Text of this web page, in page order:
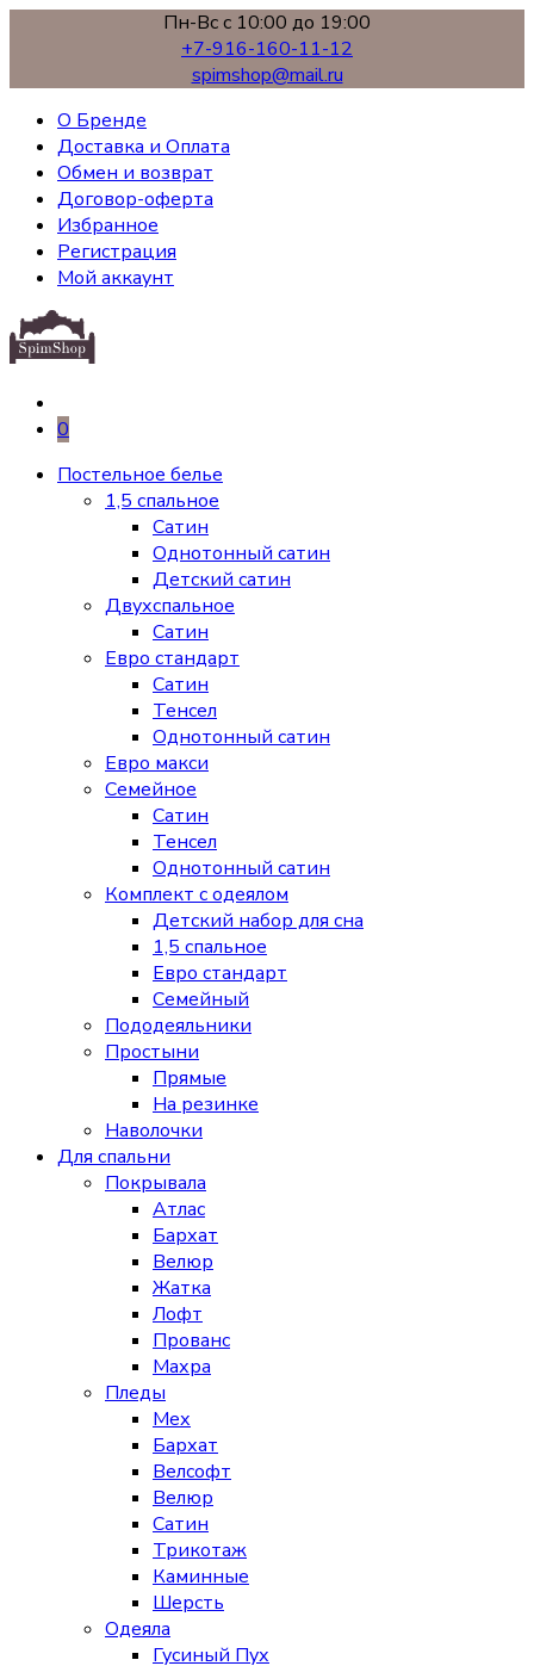
Пн-Вс с 10:00 до 19:00
+7-916-160-11-12
spimshop@mail.ru
О Бренде
Доставка и Оплата
Обмен и возврат
Договор-оферта
Избранное
Регистрация
Мой аккаунт
0
Постельное белье
1,5 спальное
Сатин
Однотонный сатин
Детский сатин
Двухспальное
Сатин
Евро стандарт
Сатин
Тенсел
Однотонный сатин
Евро макси
Семейное
Сатин
Тенсел
Однотонный сатин
Комплект с одеялом
Детский набор для сна
1,5 спальное
Евро стандарт
Семейный
Пододеяльники
Простыни
Прямые
На резинке
Наволочки
Для спальни
Покрывала
Атлас
Бархат
Велюр
Жатка
Лофт
Прованс
Махра
Пледы
Мех
Бархат
Велсофт
Велюр
Сатин
Трикотаж
Каминные
Шерсть
Одеяла
Гусиный Пух